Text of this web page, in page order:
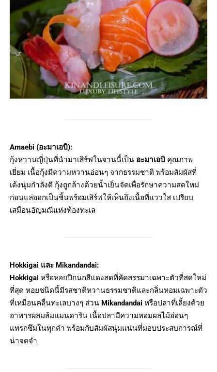
Amaebi (อะมาเอบิ):
กุ้งหวานญี่ปุ่นที่นำมาเสิร์ฟในจานนี้เป็น อะมาเอบิ คุณภาพ
เยี่ยม เนื้อกุ้งมีความหวานอ่อนๆ จากธรรมชาติ พร้อมสัมผัสที่
เด้งนุ่มกำลังดี กุ้งถูกล้างด้วยน้ำเย็นจัดเพื่อรักษาความสดใหม่
ก่อนแล่ออกเป็นชิ้นพร้อมเสิร์ฟให้เห็นถึงเนื้อที่แววใส เปรียบ
เสมือนอัญมณีแห่งท้องทะเล
Hokkigai และ Mikandandai:
Hokkigai หรือหอยปีกนกสีแดงสดที่คัดสรรมาเฉพาะตัวที่สดใหม่
ที่สุด หอยชนิดนี้มีรสชาติหวานธรรมชาติและกลิ่นหอมเฉพาะตัว
ที่เหมือนคลื่นทะเลบางๆ ส่วน Mikandandai หรือปลาที่เลี้ยงด้วย
อาหารผสมส้มแมนดาริน เนื้อปลามีความหอมผลไม้อ่อนๆ
แทรกซึมในทุกคำ พร้อมกับสัมผัสนุ่มแน่นที่มอบประสบการณ์ที่
น่าจดจำ